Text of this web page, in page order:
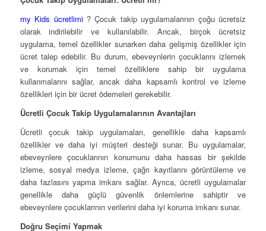
my Kids ücretlimi? Çocuk takip uygulamalarının çoğu ücretsiz
olarak indirilebilir ve kullanılabilir. Ancak, birçok ücretsiz
uygulama, temel özellikler sunarken daha gelişmiş özellikler için
ücret talep edebilir. Bu durum, ebeveynlerin çocuklarını izlemek
ve korumak için temel özelliklere sahip bir uygulama
kullanmalarını sağlar, ancak daha kapsamlı kontrol ve izleme
özellikleri için bir ücret ödemeleri gerekebilir.
Ücretli Çocuk Takip Uygulamalarının Avantajları
Ücretli çocuk takip uygulamaları, genellikle daha kapsamlı
özellikler ve daha iyi müşteri desteği sunar. Bu uygulamalar,
ebeveynlere çocuklarının konumunu daha hassas bir şekilde
izleme, sosyal medya izleme, çağrı kayıtlarını görüntüleme ve
daha fazlasını yapma imkanı sağlar. Ayrıca, ücretli uygulamalar
genellikle daha güçlü güvenlik önlemlerine sahiptir ve
ebeveynlere çocuklarının verilerini daha iyi koruma imkanı sunar.
Doğru Seçimi Yapmak